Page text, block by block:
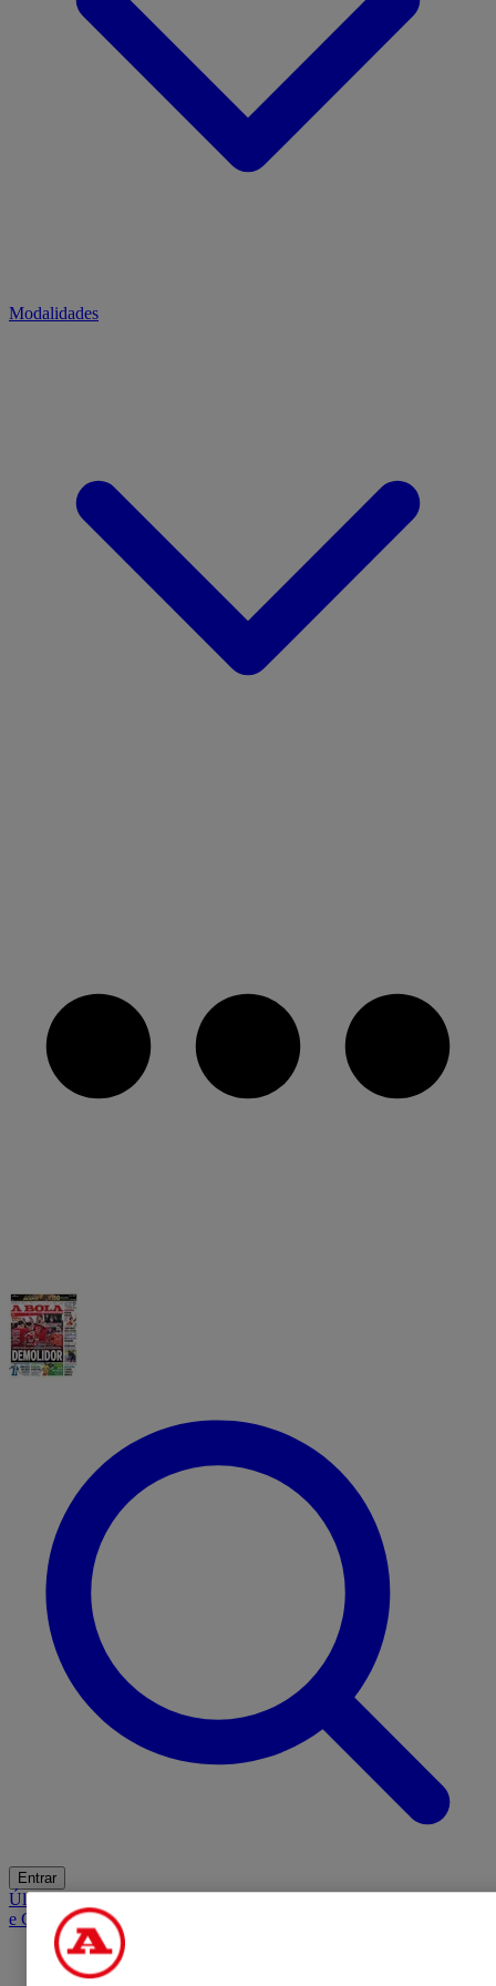
Modalidades
Entrar
ÚltimasMercadoOpiniãoiGaming HubA BOLA SUGEREBarba
e Cabelo